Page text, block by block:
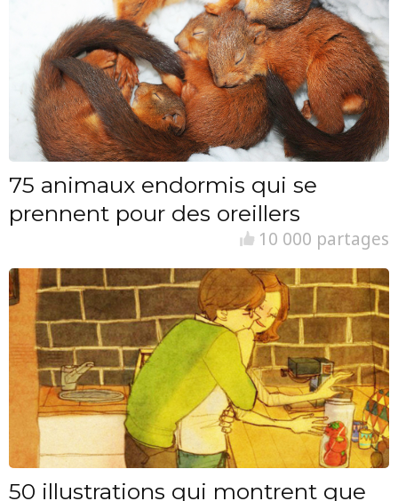
75 animaux endormis qui se
prennent pour des oreillers
10 000 partages
50 illustrations qui montrent que